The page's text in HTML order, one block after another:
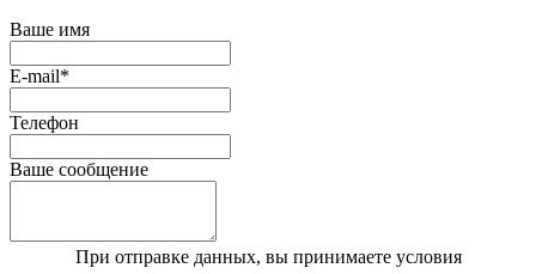
Ваше имя
E-mail*
Телефон
Ваше сообщение
При отправке данных, вы принимаете условия